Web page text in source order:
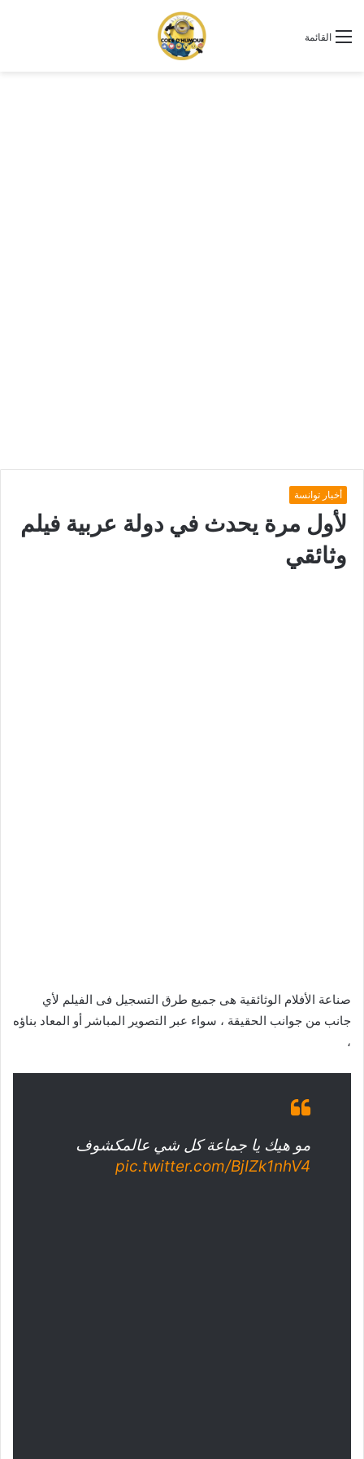
القائمة
أخبار توانسة
لأول مرة يحدث في دولة عربية فيلم
وثائقي
صناعة الأفلام الوثائقية هى جميع طرق التسجيل فى الفيلم لأي
جانب من جوانب الحقيقة ، سواء عبر التصوير المباشر أو المعاد بناؤه
،
مو هيك يا جماعة كل شي عالمكشوف
pic.twitter.com/BjIZk1nhV4